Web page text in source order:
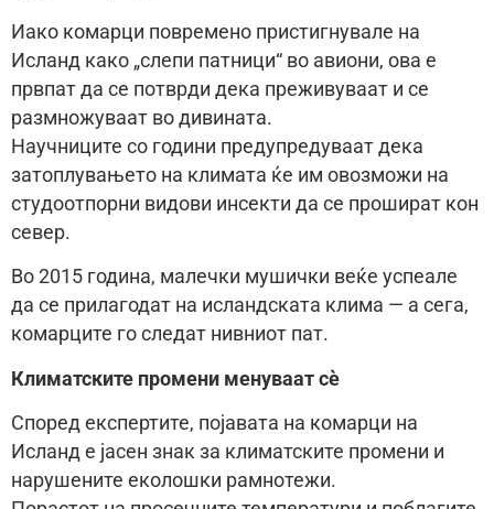
Иако комарци повремено пристигнувале на
Исланд како „слепи патници“ во авиони, ова е
првпат да се потврди дека преживуваат и се
размножуваат во дивината.
Научниците со години предупредуваат дека
затоплувањето на климата ќе им овозможи на
студоотпорни видови инсекти да се прошират кон
север.
Во 2015 година, малечки мушички веќе успеале
да се прилагодат на исландската клима — а сега,
комарците го следат нивниот пат.
Климатските промени менуваат сè
Според експертите, појавата на комарци на
Исланд е јасен знак за климатските промени и
нарушените еколошки рамнотежи.